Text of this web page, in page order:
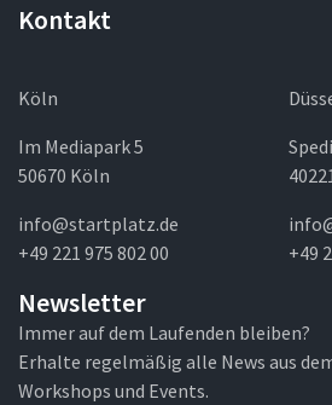
Kontakt
Köln
Im Mediapark 5
50670 Köln
info@startplatz.de
+49 221 975 802 00
+49
Newsletter
Immer auf dem Laufenden bleiben?
Erhalte regelmäßig alle News aus
Workshops und Events.